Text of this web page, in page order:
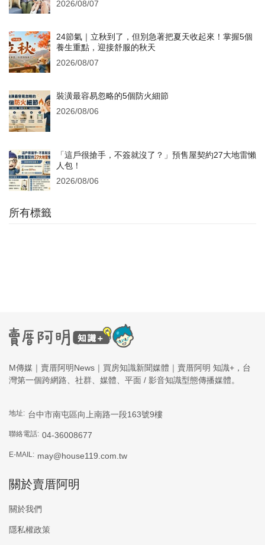
2026/08/07
24節氣｜立秋到了，但別急著把夏天收起來！掌握5個
養生重點，迎接舒服的秋天
2026/08/07
裝潢最容易忽略的5個防火細節
2026/08/06
「這戶很搶手，不簽就沒了？」預售屋契約27大地雷懶
人包！
2026/08/06
所有標籤
M傳媒｜賣厝阿明News｜買房知識新聞媒體｜賣厝阿明 知識+，台
灣第一個跨網路、社群、媒體、平面 / 影音知識型態傳播媒體。
地址: 台中市南屯區向上南路一段163號9樓
聯絡電話: 04-36008677
E-MAIL: may@house119.com.tw
關於賣厝阿明
關於我們
隱私權政策